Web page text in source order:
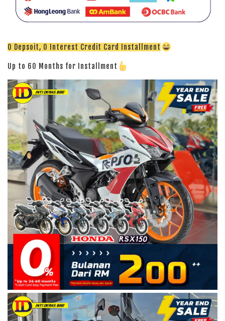
0 Depsoit, 0 Interest Credit Card Installment
Up to 60 Months for Installment